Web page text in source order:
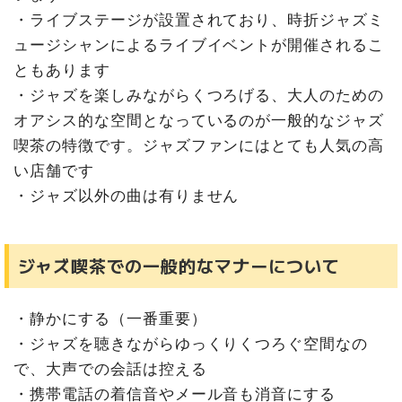
・ライブステージが設置されており、時折ジャズミ
ュージシャンによるライブイベントが開催されるこ
ともあります
・ジャズを楽しみながらくつろげる、大人のための
オアシス的な空間となっているのが一般的なジャズ
喫茶の特徴です。ジャズファンにはとても人気の高
い店舗です
・ジャズ以外の曲は有りません
ジャズ喫茶での一般的なマナーについて
・静かにする（一番重要）
・ジャズを聴きながらゆっくりくつろぐ空間なの
で、大声での会話は控える
・携帯電話の着信音やメール音も消音にする